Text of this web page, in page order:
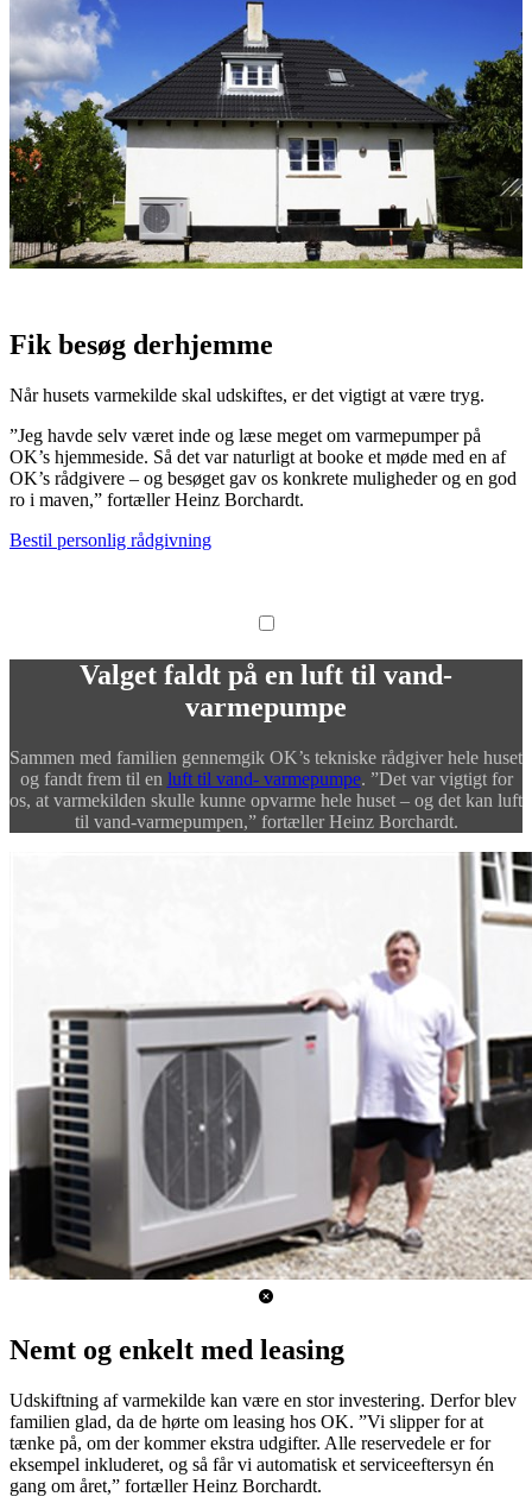
Fik besøg derhjemme
Når husets varmekilde skal udskiftes, er det vigtigt at være tryg.
”Jeg havde selv været inde og læse meget om varmepumper på
OK’s hjemmeside. Så det var naturligt at booke et møde med en af
OK’s rådgivere – og besøget gav os konkrete muligheder og en god
ro i maven,” fortæller Heinz Borchardt.
Bestil personlig rådgivning
Valget faldt på en luft til vand-
varmepumpe
Sammen med familien gennemgik OK’s tekniske rådgiver hele huset
og fandt frem til en luft til vand- varmepumpe. ”Det var vigtigt for
os, at varmekilden skulle kunne opvarme hele huset – og det kan luft
til vand-varmepumpen,” fortæller Heinz Borchardt.
Nemt og enkelt med leasing
Udskiftning af varmekilde kan være en stor investering. Derfor blev
familien glad, da de hørte om leasing hos OK. ”Vi slipper for at
tænke på, om der kommer ekstra udgifter. Alle reservedele er for
eksempel inkluderet, og så får vi automatisk et serviceeftersyn én
gang om året,” fortæller Heinz Borchardt.